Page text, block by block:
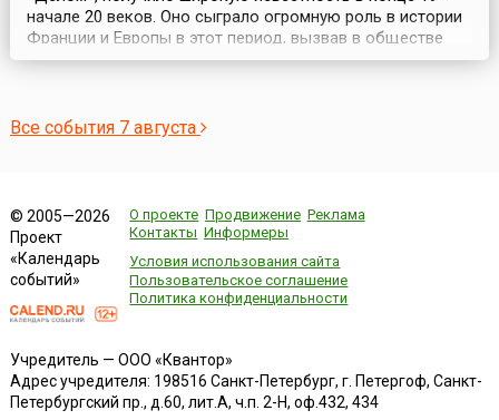
начале 20 веков. Оно сыграло огромную роль в истории
Франции и Европы в этот период, вызвав в обществе
социальный конфликт (1896-1906).В 1894 году капитан
пожизненную каторгу. 5 января 1895 года после су...
Все события 7 августа
© 2005—2026
Проект
«Календарь
событий»
О проекте Продвижение Реклама
Контакты Информеры
Условия использования сайта
Пользовательское соглашение
Политика конфиденциальности
Учредитель — ООО «Квантор»
Адрес учредителя: 198516 Санкт-Петербург, г. Петергоф, Санкт-
Петербургский пр., д.60, лит.А, ч.п. 2-Н, оф.432, 434